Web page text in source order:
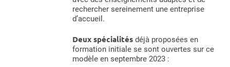
rechercher sereinement une entreprise
d’accueil.
Deux spécialitésdéjà proposées en
formation initiale se sont ouvertes sur ce
modèle en septembre 2023 :